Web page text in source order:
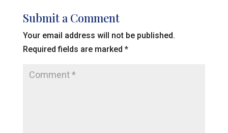
Submit a Comment
Your email address will not be published.
Required fields are marked *